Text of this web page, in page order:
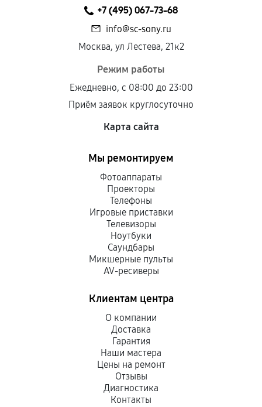
+7 (495) 067-73-68
info@sc-sony.ru
Москва, ул Лестева, 21к2
Режим работы
Ежедневно, с 08:00 до 23:00
Приём заявок круглосуточно
Карта сайта
Мы ремонтируем
Фотоаппараты
Проекторы
Телефоны
Игровые приставки
Телевизоры
Ноутбуки
Саундбары
Микшерные пульты
AV-ресиверы
Клиентам центра
О компании
Доставка
Гарантия
Наши мастера
Цены на ремонт
Отзывы
Диагностика
Контакты